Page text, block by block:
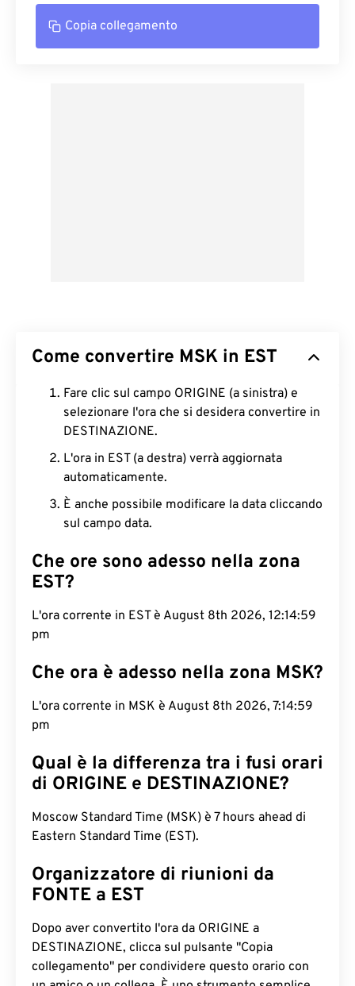
Copia collegamento
Come convertire MSK in EST
Fare clic sul campo ORIGINE (a sinistra) e
selezionare l'ora che si desidera convertire in
DESTINAZIONE.
L'ora in EST (a destra) verrà aggiornata
automaticamente.
È anche possibile modificare la data cliccando
sul campo data.
Che ore sono adesso nella zona
EST?
L'ora corrente in EST è August 8th 2026, 12:15:00
pm
Che ora è adesso nella zona MSK?
L'ora corrente in MSK è August 8th 2026, 7:15:00
pm
Qual è la differenza tra i fusi orari
di ORIGINE e DESTINAZIONE?
Moscow Standard Time (MSK) è 7 hours ahead di
Eastern Standard Time (EST).
Organizzatore di riunioni da
FONTE a EST
Dopo aver convertito l'ora da ORIGINE a
DESTINAZIONE, clicca sul pulsante "Copia
collegamento" per condividere questo orario con